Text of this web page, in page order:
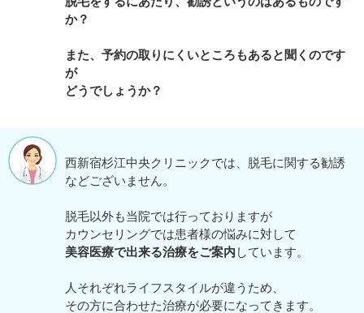
か？
また、予約の取りにくいところもあると聞くのです
が
どうでしょうか？
西新宿杉江中央クリニックでは、脱毛に関する勧誘
などございません。
脱毛以外も当院では行っておりますが
カウンセリングでは患者様の悩みに対して
美容医療で出来る治療をご案内 しています。
人それぞれライフスタイルが違うため、
その方に合わせた治療が必要になってきます。